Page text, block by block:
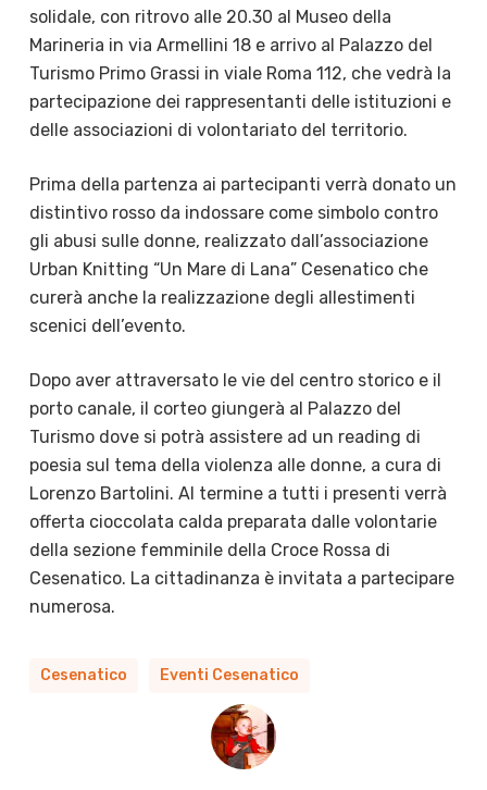
solidale, con ritrovo alle 20.30 al Museo della
Marineria in via Armellini 18 e arrivo al Palazzo del
Turismo Primo Grassi in viale Roma 112, che vedrà la
partecipazione dei rappresentanti delle istituzioni e
delle associazioni di volontariato del territorio.
Prima della partenza ai partecipanti verrà donato un
distintivo rosso da indossare come simbolo contro
gli abusi sulle donne, realizzato dall’associazione
Urban Knitting “Un Mare di Lana” Cesenatico che
curerà anche la realizzazione degli allestimenti
scenici dell’evento.
Dopo aver attraversato le vie del centro storico e il
porto canale, il corteo giungerà al Palazzo del
Turismo dove si potrà assistere ad un reading di
poesia sul tema della violenza alle donne, a cura di
Lorenzo Bartolini. Al termine a tutti i presenti verrà
offerta cioccolata calda preparata dalle volontarie
della sezione femminile della Croce Rossa di
Cesenatico. La cittadinanza è invitata a partecipare
numerosa.
Cesenatico Eventi Cesenatico